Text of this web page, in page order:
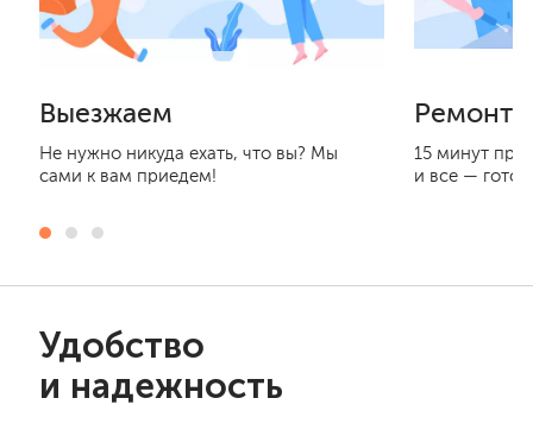
Выезжаем
Не нужно никуда ехать, что вы? Мы
сами к вам приедем!
15 минут
и все —
Удобство
и надежность